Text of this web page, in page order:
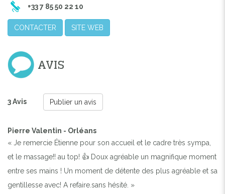
Previous
+33 7 85 50 22 10
CONTACTER SITE WEB
AVIS
3 Avis Publier un avis
Pierre Valentin - Orléans
« Je remercie Étienne pour son accueil et le cadre très sympa,
et le massage!! au top! 👍 Doux agréable un magnifique moment
entre ses mains ! Un moment de détente des plus agréable et sa
gentillesse avec! A refaire.sans hésité. »